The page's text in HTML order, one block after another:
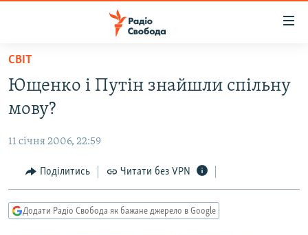
Перейти
основного
матеріалу
Перейти
до
навігації
Перейти
до
ВСЕ ЗА ДОБУ
СТАТТІ
ПОЛІТИКА
ЕКОНОМІКА
КУЛЬТУРА
ВІЙНА
РОСІЙСЬКА «ФІЛЬТРАЦІЯ»
КРИМ.РЕАЛІЇ
СВІТ
Ющенко і Путін знайшли спільну
мову?
11 січня 2006, 22:59
Поділитись Читати без VPN
Додати Радіо Свобода як бажане джерело в Google